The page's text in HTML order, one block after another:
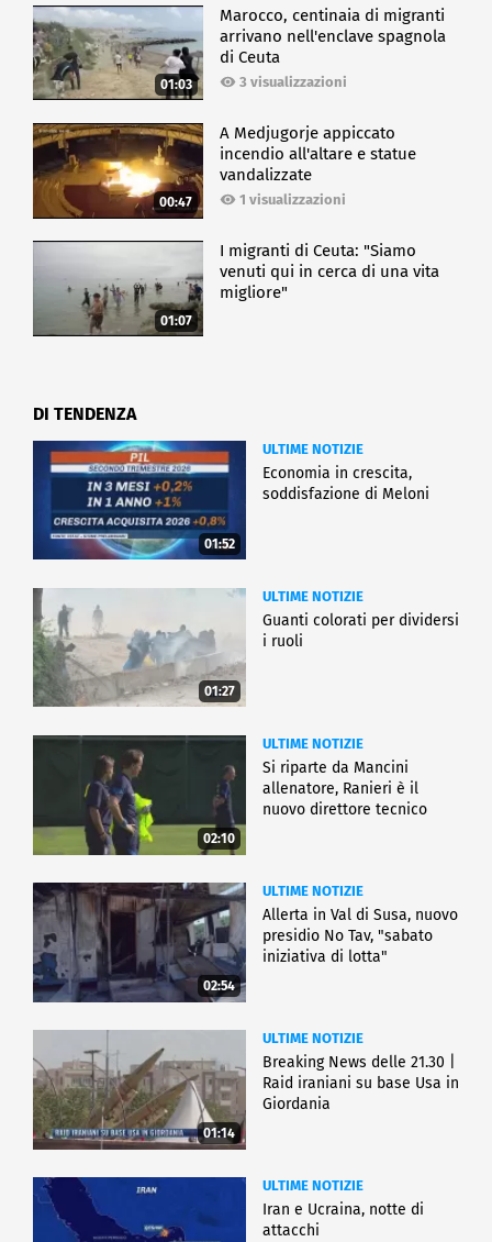
01:03
Marocco, centinaia di migranti
arrivano nell'enclave spagnola
di Ceuta
3 visualizzazioni
00:47
A Medjugorje appiccato
incendio all'altare e statue
vandalizzate
1 visualizzazioni
01:07
I migranti di Ceuta: "Siamo
venuti qui in cerca di una vita
migliore"
DI TENDENZA
01:52
ULTIME NOTIZIE
Economia in crescita,
soddisfazione di Meloni
01:27
ULTIME NOTIZIE
Guanti colorati per dividersi
i ruoli
02:10
ULTIME NOTIZIE
Si riparte da Mancini
allenatore, Ranieri è il
nuovo direttore tecnico
02:54
ULTIME NOTIZIE
Allerta in Val di Susa, nuovo
presidio No Tav, "sabato
iniziativa di lotta"
01:14
ULTIME NOTIZIE
Breaking News delle 21.30 |
Raid iraniani su base Usa in
Giordania
ULTIME NOTIZIE
Iran e Ucraina, notte di
attacchi